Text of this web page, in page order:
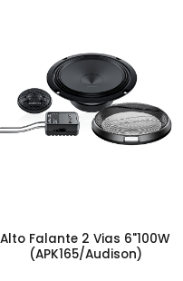
Alto Falante 2 Vias 6"100W
(APK165/Audison)